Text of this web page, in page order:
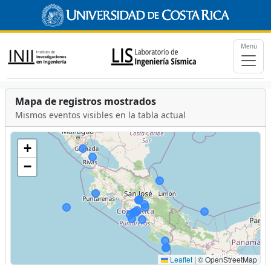
Menú
Mapa de registros mostrados
Mismos eventos visibles en la tabla actual
+
−
Leaflet | © OpenStreetMap